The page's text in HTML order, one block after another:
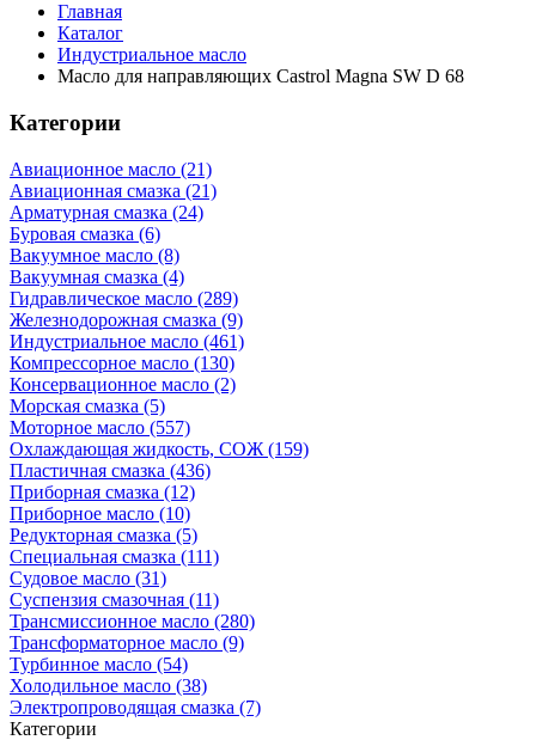
Главная
Каталог
Индустриальное масло
Масло для направляющих Castrol Magna SW D 68
Категории
Авиационное масло (21)
Авиационная смазка (21)
Арматурная смазка (24)
Буровая смазка (6)
Вакуумное масло (8)
Вакуумная смазка (4)
Гидравлическое масло (289)
Железнодорожная смазка (9)
Индустриальное масло (461)
Компрессорное масло (130)
Консервационное масло (2)
Морская смазка (5)
Моторное масло (557)
Охлаждающая жидкость, СОЖ (159)
Пластичная смазка (436)
Приборная смазка (12)
Приборное масло (10)
Редукторная смазка (5)
Специальная смазка (111)
Судовое масло (31)
Суспензия смазочная (11)
Трансмиссионное масло (280)
Трансформаторное масло (9)
Турбинное масло (54)
Холодильное масло (38)
Электропроводящая смазка (7)
Категории